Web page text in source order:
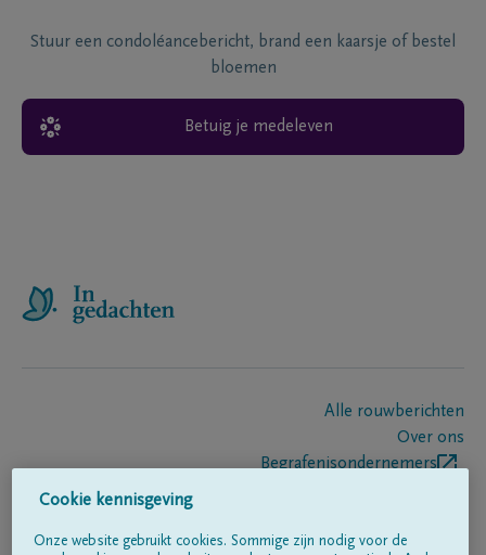
Stuur een condoléancebericht, brand een kaarsje of bestel
bloemen
Betuig je medeleven
Alle rouwberichten
Over ons
Begrafenisondernemers
Cookie kennisgeving
Onze website gebruikt cookies. Sommige zijn nodig voor de